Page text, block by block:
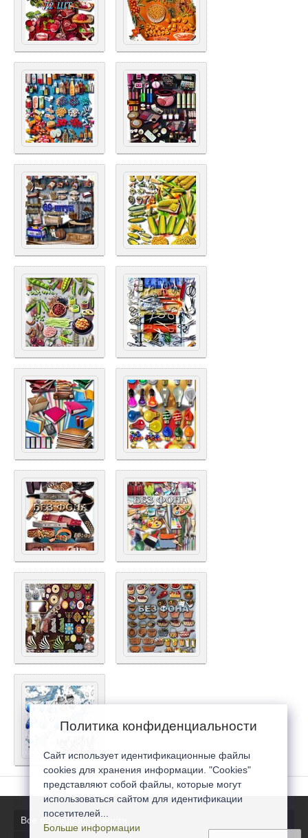
Все последние новости
Политика конфиденциальности
Сайт использует идентификационные файлы
cookies для хранения информации. "Cookies"
представляют собой файлы, которые могут
использоваться сайтом для идентификации
посетителей...
Больше информации